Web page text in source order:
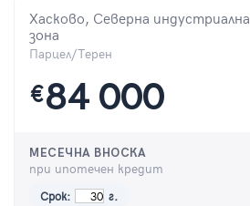
Хасково, Северна индустриална
зона
Парцел/Терен
€84 000
МЕСЕЧНА ВНОСКА
при ипотечен кредит
Срок: г.
Забравена парола